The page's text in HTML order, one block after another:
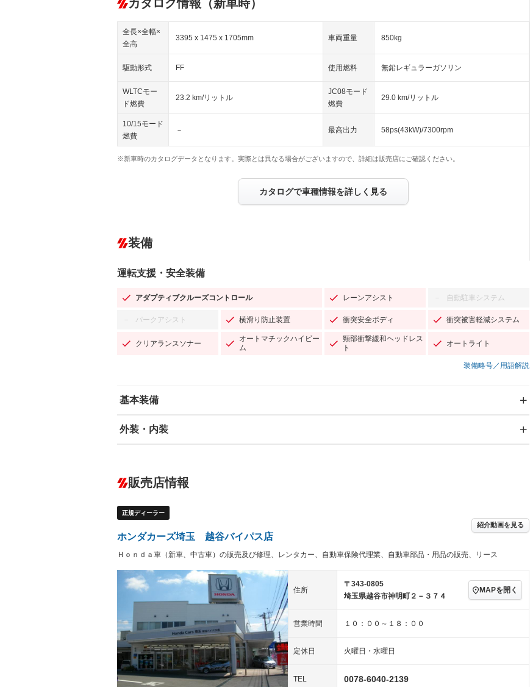
カタログ情報（新車時）
全長×全幅×
全高
3395 x 1475 x 1705mm 車両重量 850kg
駆動形式 FF 使用燃料 無鉛レギュラーガソリン
WLTCモー
ド燃費
23.2 km/リットル
JC08モード
燃費
29.0 km/リットル
10/15モード
燃費
－ 最高出力 58ps(43kW)/7300rpm
※新車時のカタログデータとなります。実際とは異なる場合がございますので、詳細は販売店にご確認ください。
カタログで車種情報を詳しく見る
装備
運転支援・安全装備
アダプティブクルーズコントロール レーンアシスト － 自動駐車システム
－ パークアシスト 横滑り防止装置 衝突安全ボディ 衝突被害軽減システム
クリアランスソナー
オートマチックハイビー
ム
頸部衝撃緩和ヘッドレス
ト
オートライト
装備略号／用語解説
基本装備
エアバッグ：運転席/助手席/サイド
－ ダウンヒルアシストコントロール
Bluetooth接続 センターデフロック
－ レンタカーアップ － 展示・試乗車
外装・内装
オーディオ：CDまたはCDチェンジャー／ミュージック
プレイヤー接続可／ミュージックサーバー
－
ヘッドライトウォッシャ
ー
LEDヘッドランプ － HID(キセノンライト) バックカメラ
ETC － エアロ スマートキー － ローダウン
－ ランフラットタイヤ － パワーシート
フルフラットシート － チップアップシート オットマン － 電動格納サードシート
シートヒーター － ウォークスルー 後席モニター
－ フロントカメラ － シートエアコン
－ ルーフレール － エアサスペンション
販売店情報
正規ディーラー
ホンダカーズ埼玉 越谷バイパス店
紹介動画を見る
Ｈｏｎｄａ車（新車、中古車）の販売及び修理、レンタカー、自動車保険代理業、自動車部品・用品の販売、リース
住所
〒343-0805
埼玉県越谷市神明町２－３７４
MAPを開く
営業時間 １０：００～１８：００
定休日 火曜日・水曜日
TEL 0078-6040-2139